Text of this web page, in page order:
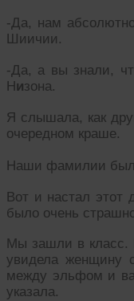
-Да, нам
Шиичии.
-Да, а вы знали,
Низона.
Я слышала, как
очередном краше.
Наши фамилии
Вот и настал
было очень
Мы зашли в класс.
увидела женщину
между эльфом и
указала.